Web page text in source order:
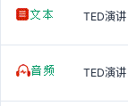
TED演
TED演